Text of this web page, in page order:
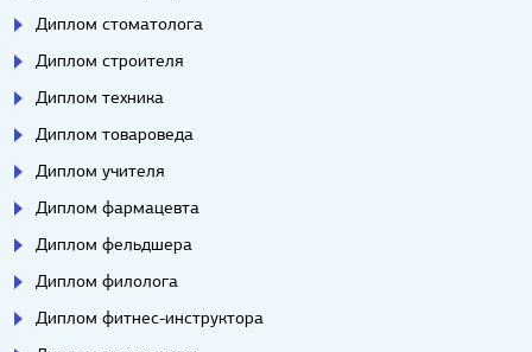
Диплом стоматолога
Диплом строителя
Диплом техника
Диплом товароведа
Диплом учителя
Диплом фармацевта
Диплом фельдшера
Диплом филолога
Диплом фитнес-инструктора